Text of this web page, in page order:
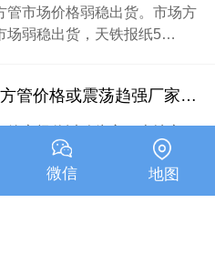
管市场价格弱稳出货。市场方
场弱稳出货，天铁报纸5…
重庆镀锌方管价格或震荡趋强厂家挺价意愿明显
管市场价以稳为主。本地市
面，夜盘跳水，早盘震荡回…
微信 地图